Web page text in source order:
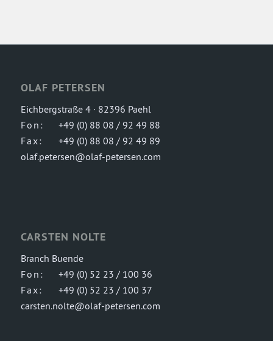
OLAF PETERSEN
Eichbergstraße 4 · 82396 Paehl
Fon:
+49 (0) 88 08 / 92 49 88
Fax:
+49 (0) 88 08 / 92 49 89
olaf.petersen@olaf-petersen.com
CARSTEN NOLTE
Branch Buende
Fon:
+49 (0) 52 23 / 100 36
Fax:
+49 (0) 52 23 / 100 37
carsten.nolte@olaf-petersen.com